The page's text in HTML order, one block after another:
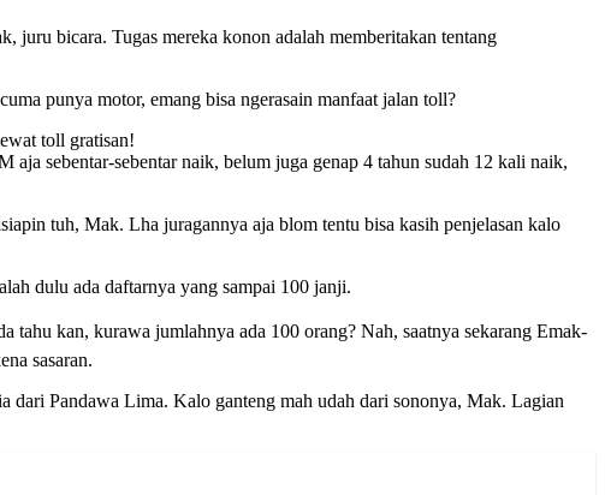
juru bicara. Tugas mereka konon adalah memberitakan tentang
punya motor, emang bisa ngerasain manfaat jalan toll?
toll gratisan!
sebentar-sebentar naik, belum juga genap 4 tahun sudah 12 kali naik,
tuh, Mak. Lha juragannya aja blom tentu bisa kasih penjelasan kalo
dulu ada daftarnya yang sampai 100 janji.
kan, kurawa jumlahnya ada 100 orang? Nah, saatnya sekarang Emak-
sasaran.
dari Pandawa Lima. Kalo ganteng mah udah dari sononya, Mak. Lagian